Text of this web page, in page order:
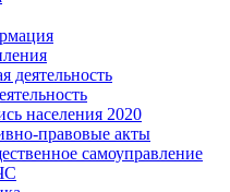
деятельность
населения 2020
правовые акты
самоуправление